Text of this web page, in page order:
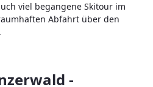
viel begangene Skitour im
Abfahrt über den
-